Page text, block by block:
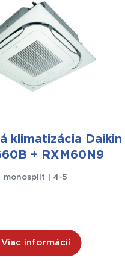
klimatizácia Daikin
+ RXM60N9
monosplit | 4-5
Viac informácií